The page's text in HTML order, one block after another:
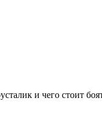
и чего стоит